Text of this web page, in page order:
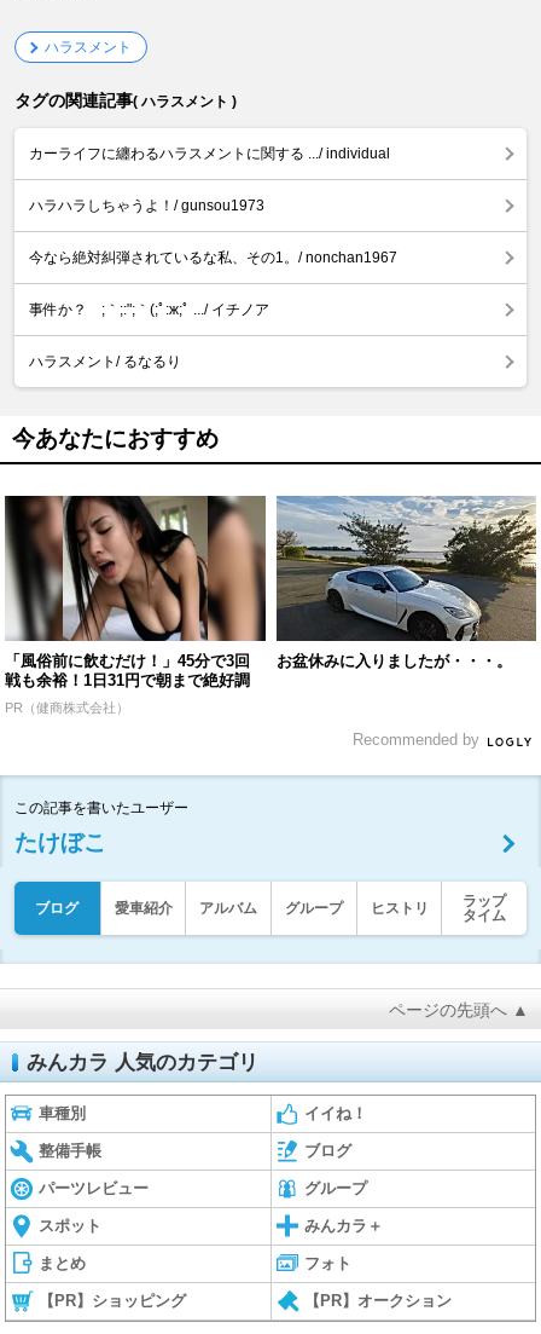
ハラスメント
タグの関連記事( ハラスメント )
カーライフに纏わるハラスメントに関する .../ individual
ハラハラしちゃうよ！/ gunsou1973
今なら絶対糾弾されているな私、その1。/ nonchan1967
事件か？ ;｀;:";｀(;ﾟ:ж;ﾟ .../ イチノア
ハラスメント/ るなるり
今あなたにおすすめ
「風俗前に飲むだけ！」45分で3回
戦も余裕！1日31円で朝まで絶好調
PR（健商株式会社）
お盆休みに入りましたが・・・。
Recommended by
この記事を書いたユーザー
たけぼこ
ブログ 愛車紹介 アルバム グループ ヒストリ
ラップ
タイム
ページの先頭へ ▲
みんカラ 人気のカテゴリ
車種別 イイね！
整備手帳 ブログ
パーツレビュー グループ
スポット みんカラ＋
まとめ フォト
【PR】ショッピング 【PR】オークション